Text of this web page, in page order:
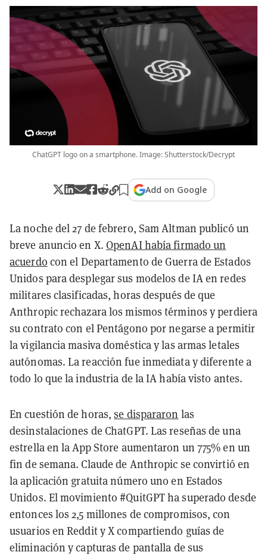
ChatGPT logo on a smartphone. Image: Shutterstock/Decrypt
Add on Google
La noche del 27 de febrero, Sam Altman publicó un
breve anuncio en X.OpenAI había firmado un
acuerdo con el Departamento de Guerra de Estados
Unidos para desplegar sus modelos de IA en redes
militares clasificadas, horas después de que
Anthropic rechazara los mismos términos y perdiera
su contrato con el Pentágono por negarse a permitir
la vigilancia masiva doméstica y las armas letales
autónomas. La reacción fue inmediata y diferente a
todo lo que la industria de la IA había visto antes.
En cuestión de horas,se dispararon las
desinstalaciones de ChatGPT. Las reseñas de una
estrella en la App Store aumentaron un 775% en un
fin de semana. Claude de Anthropic se convirtió en
la aplicación gratuita número uno en Estados
Unidos. El movimiento #QuitGPT ha superado desde
entonces los 2,5 millones de compromisos, con
usuarios en Reddit y X compartiendo guías de
eliminación y capturas de pantalla de sus